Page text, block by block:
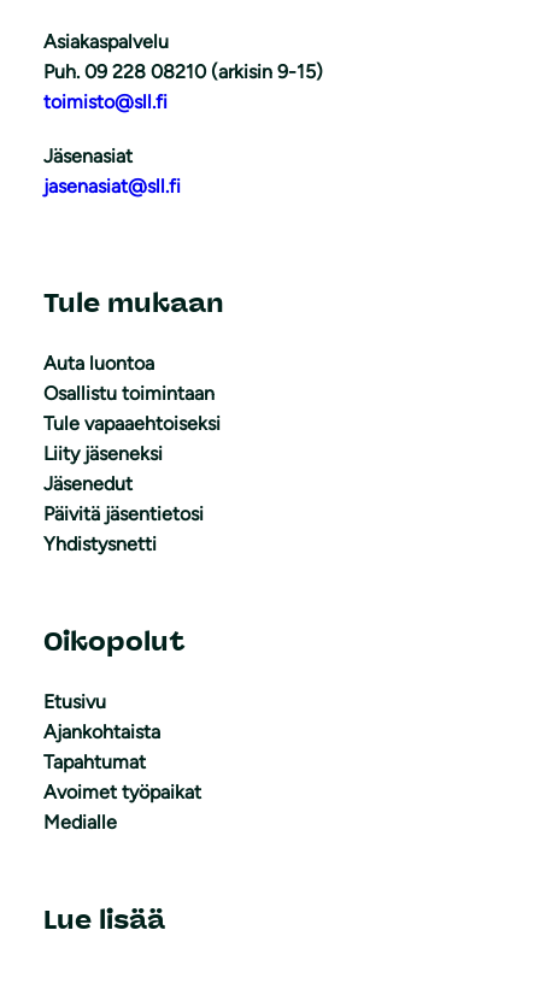
Asiakaspalvelu
Puh. 09 228 08210 (arkisin 9-15)
toimisto@sll.fi
Jäsenasiat
jasenasiat@sll.fi
Tule mukaan
Auta luontoa
Osallistu toimintaan
Tule vapaaehtoiseksi
Liity jäseneksi
Jäsenedut
Päivitä jäsentietosi
Yhdistysnetti
Oikopolut
Etusivu
Ajankohtaista
Tapahtumat
Avoimet työpaikat
Medialle
Lue lisää